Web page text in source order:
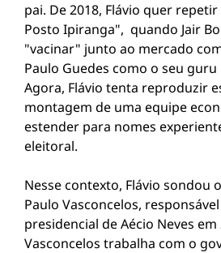
pai. De 2018, Flávio quer
Posto Ipiranga", quando Jair
"vacinar" junto ao mercado
Paulo Guedes como o seu
Agora, Flávio tenta reproduzir
montagem de uma equipe
estender para nomes
eleitoral.
Nesse contexto, Flávio sondou
Paulo Vasconcelos,
presidencial de Aécio Neves em
Vasconcelos trabalha com o